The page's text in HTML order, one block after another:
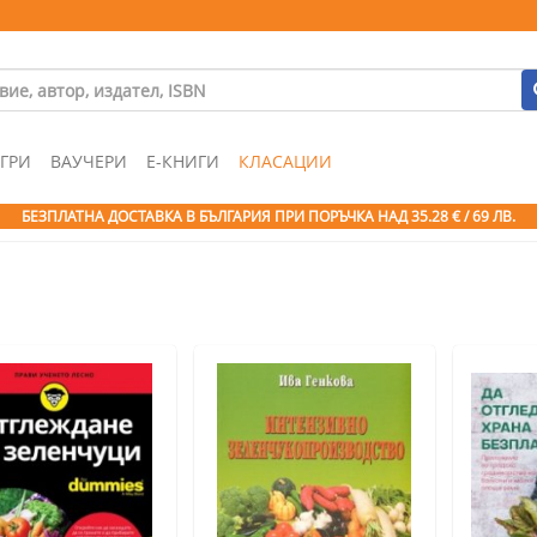
ВАУЧЕРИ Е-КНИГИ КЛАСАЦИИ
БЕЗПЛАТНА ДОСТАВКА В БЪЛГАРИЯ ПРИ ПОРЪЧКА НАД 35.28 € / 69 ЛВ.